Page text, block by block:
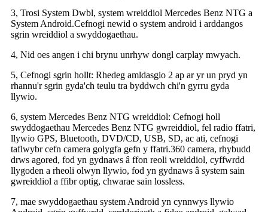
3, Trosi System Dwbl, system wreiddiol Mercedes Benz NTG a
System Android.Cefnogi newid o system android i arddangos
sgrin wreiddiol a swyddogaethau.
4, Nid oes angen i chi brynu unrhyw dongl carplay mwyach.
5, Cefnogi sgrin hollt: Rhedeg amldasgio 2 ap ar yr un pryd yn
rhannu'r sgrin gyda'ch teulu tra byddwch chi'n gyrru gyda
llywio.
6, system Mercedes Benz NTG wreiddiol: Cefnogi holl
swyddogaethau Mercedes Benz NTG gwreiddiol, fel radio ffatri,
llywio GPS, Bluetooth, DVD/CD, USB, SD, ac ati, cefnogi
taflwybr cefn camera golygfa gefn y ffatri.360 camera, rhybudd
drws agored, fod yn gydnaws â ffon reoli wreiddiol, cyffwrdd
llygoden a rheoli olwyn llywio, fod yn gydnaws â system sain
gwreiddiol a ffibr optig, chwarae sain lossless.
7, mae swyddogaethau system Android yn cynnwys llywio